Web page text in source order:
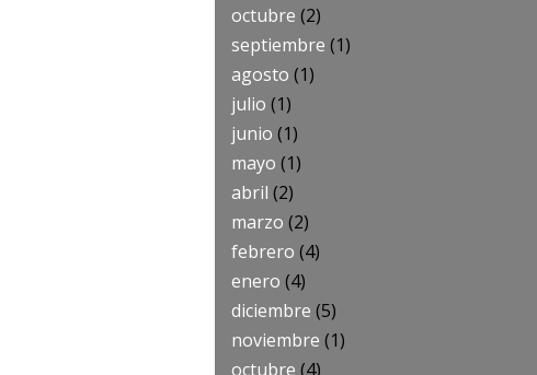
octubre (2)
septiembre (1)
agosto (1)
julio (1)
junio (1)
mayo (1)
abril (2)
marzo (2)
febrero (4)
enero (4)
diciembre (5)
noviembre (1)
octubre (4)